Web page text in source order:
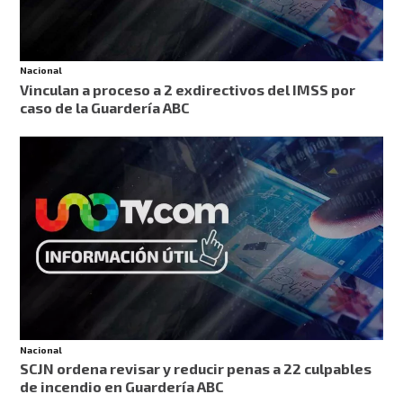
Nacional
Vinculan a proceso a 2 exdirectivos del IMSS por
caso de la Guardería ABC
Nacional
SCJN ordena revisar y reducir penas a 22 culpables
de incendio en Guardería ABC